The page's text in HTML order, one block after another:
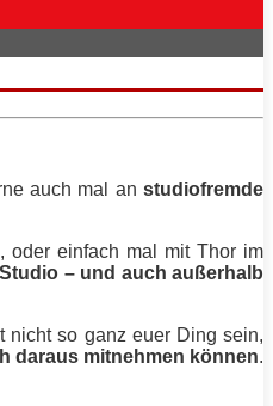
auch mal anstudiofremde
oder einfach mal mit Thorim
– und auch außerhalb
nicht so ganz euer Ding sein,
daraus mitnehmen können.